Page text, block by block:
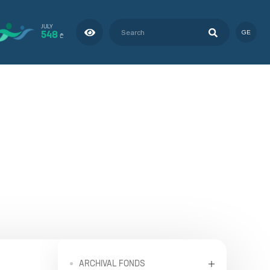
JULY
548 ₾ GE
ARCHIVAL FONDS